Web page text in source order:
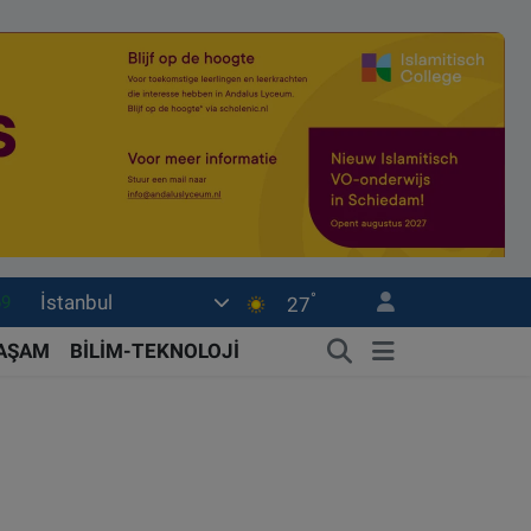
İstanbul 27°
BİLİM-TEKNOLOJİ